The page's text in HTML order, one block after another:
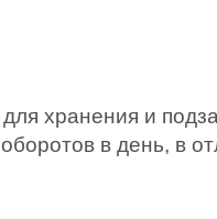
хранения и
в день, в